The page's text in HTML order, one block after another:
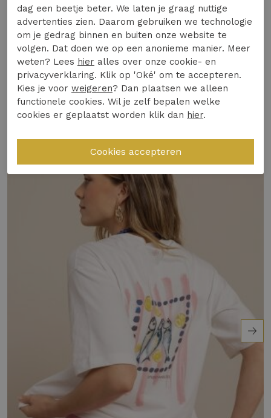
Materiaal & Comfort:De Shelly top voelt
heerlijk zacht aan op de huid, ideaal voor
langdurig draagcomfort.Light Travelstof (73%
Polyamide, 27% Elastaan)
Design & Pasvorm:Met zijn korte mouwen
en flatterende snit is dit T-shirt een
veelzijdige aanvulling op je garderobe.
Duurzaamheid of Kwaliteit:Gemaakt met
oog voor detail en kwaliteit, waardoor het
een duurzame keuze is voor elke garderobe.
Veelgestelde vraag: Is dit kledingstuk geschikt
voor dagelijks gebruik en welk seizoen?
Ja, de Shelly top is perfect voor dagelijks
Combineer het met een lichte broek of rok voor
een frisse, zomerse look.
Specificaties
Winkelvoorraad
Gerelateerde producten
dag een beetje beter. We laten je graag nuttige
advertenties zien. Daarom gebruiken we technologie
om je gedrag binnen en buiten onze website te
volgen. Dat doen we op een anonieme manier. Meer
weten? Lees hier alles over onze cookie- en
privacyverklaring. Klik op 'Oké' om te accepteren.
Kies je voor weigeren? Dan plaatsen we alleen
functionele cookies. Wil je zelf bepalen welke
cookies er geplaatst worden klik dan hier.